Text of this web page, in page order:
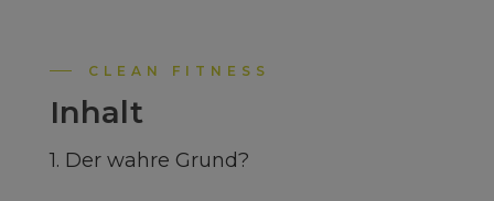
CLEAN FITNESS
Inhalt
1. Der wahre Grund?